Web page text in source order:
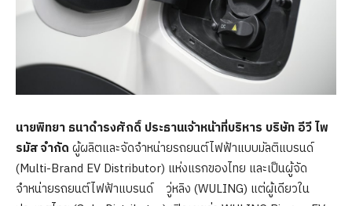
นายพิทยา ธนาดำรงศักดิ์ ประธานเจ้าหน้าที่บริหาร บริษัท อีวี ไพ
รมัส จำกัด ผู้ผลิตและจัดจำหน่ายรถยนต์ไฟฟ้าแบบมัลติแบรนด์
(Multi-Brand EV Distributor) แห่งแรกของไทย และเป็นผู้จัด
จำหน่ายรถยนต์ไฟฟ้าแบรนด์ วู่หลิง (WULING) แต่ผู้เดียวใน